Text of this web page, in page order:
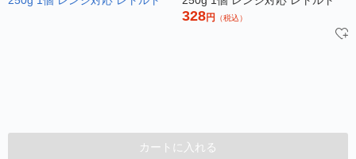
328円 （税込）
カートに入れる